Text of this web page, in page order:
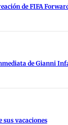
de FIFA
de Gianni
vacaciones